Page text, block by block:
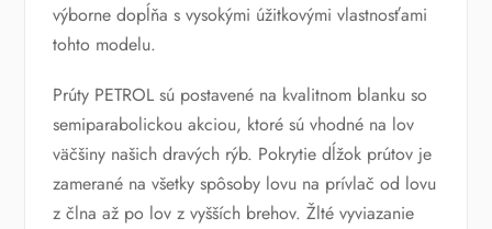
výborne dopĺňa s vysokými úžitkovými vlastnosťami
tohto modelu.
Prúty PETROL sú postavené na kvalitnom blanku so
semiparabolickou akciou, ktoré sú vhodné na lov
väčšiny našich dravých rýb. Pokrytie dĺžok prútov je
zamerané na všetky spôsoby lovu na prívlač od lovu
z člna až po lov z vyšších brehov. Žlté vyviazanie